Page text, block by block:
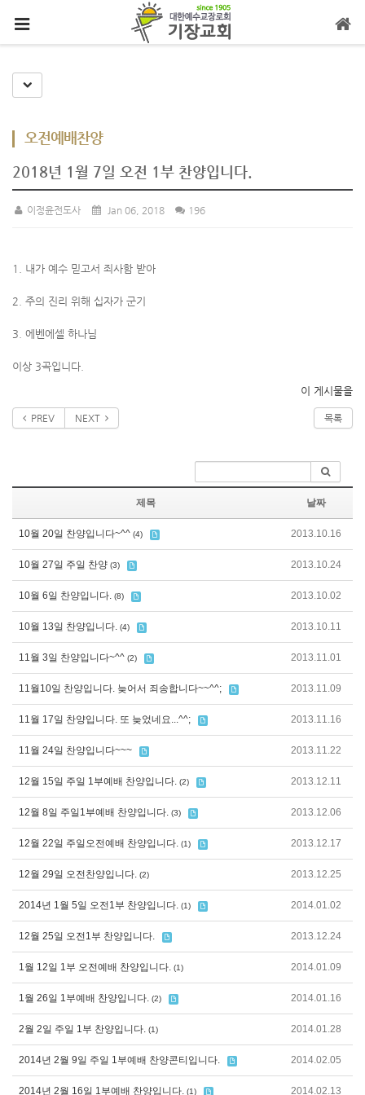
Toggle Dropdown
오전예배찬양
2018년 1월 7일 오전 1부 찬양입니다.
이정윤전도사 Jan 06, 2018 196
1. 내가 예수 믿고서 죄사함 받아
2. 주의 진리 위해 십자가 군기
3. 에벤에셀 하나님
이상 3곡입니다.
이 게시물을
PREV NEXT 목록
제목 날짜
10월 20일 찬양입니다~^^ (4) 2013.10.16
10월 27일 주일 찬양 (3) 2013.10.24
10월 6일 찬양입니다. (8) 2013.10.02
10월 13일 찬양입니다. (4) 2013.10.11
11월 3일 찬양입니다~^^ (2) 2013.11.01
11월10일 찬양입니다. 늦어서 죄송합니다~~^^; 2013.11.09
11월 17일 찬양입니다. 또 늦었네요...^^; 2013.11.16
11월 24일 찬양입니다~~~ 2013.11.22
12월 15일 주일 1부예배 찬양입니다. (2) 2013.12.11
12월 8일 주일1부예배 찬양입니다. (3) 2013.12.06
12월 22일 주일오전예배 찬양입니다. (1) 2013.12.17
12월 29일 오전찬양입니다. (2) 2013.12.25
2014년 1월 5일 오전1부 찬양입니다. (1) 2014.01.02
12월 25일 오전1부 찬양입니다. 2013.12.24
1월 12일 1부 오전예배 찬양입니다. (1) 2014.01.09
1월 26일 1부예배 찬양입니다. (2) 2014.01.16
2월 2일 주일 1부 찬양입니다. (1) 2014.01.28
2014년 2월 9일 주일 1부예배 찬양콘티입니다. 2014.02.05
2014년 2월 16일 1부예배 찬양입니다. (1) 2014.02.13